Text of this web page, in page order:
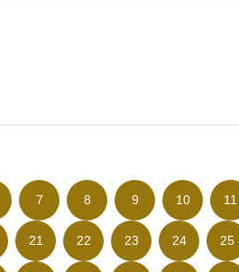
7 8 9 10 11
21 22 23 24 25